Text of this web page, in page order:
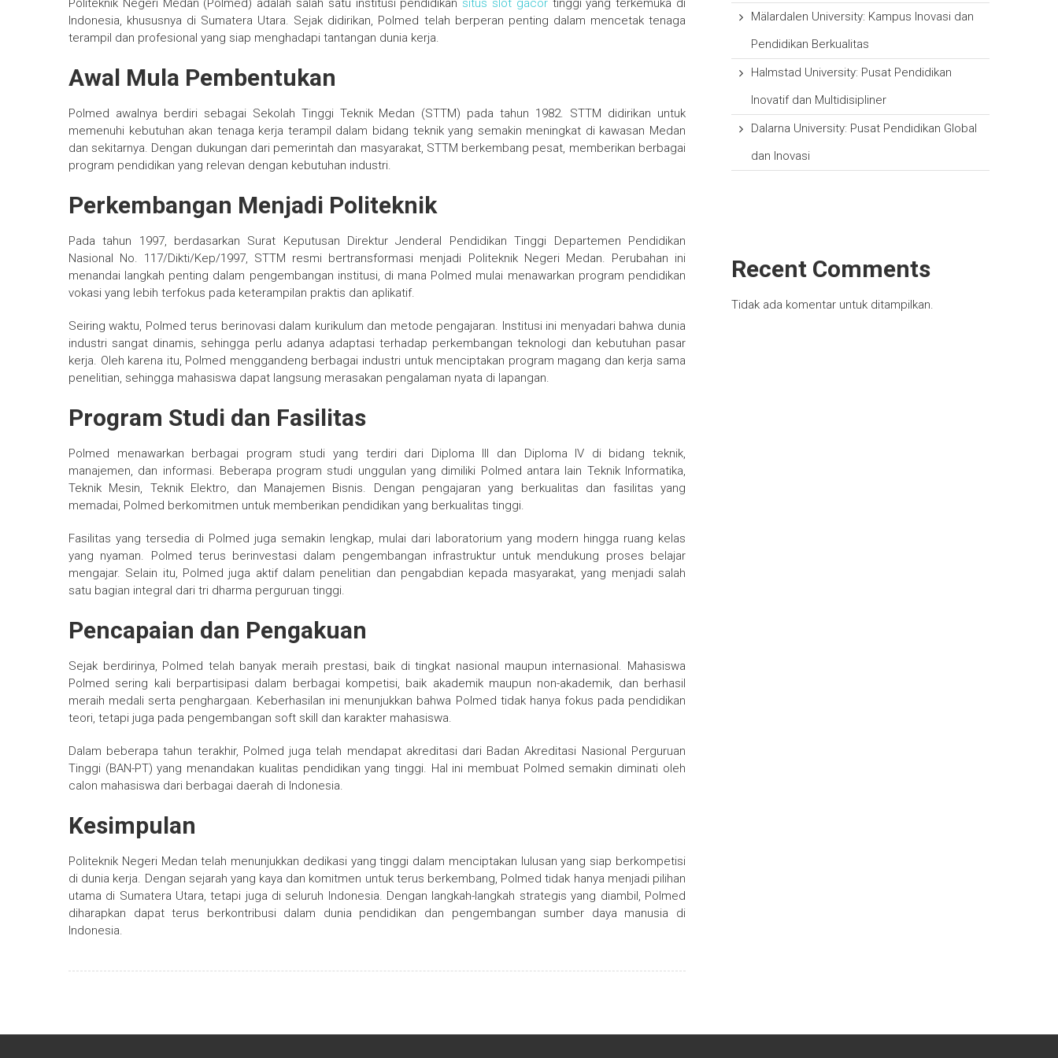
Politeknik Negeri Medan (Polmed) adalah salah satu institusi pendidikan situs slot gacortinggi yang terkemuka di
Indonesia, khususnya di Sumatera Utara. Sejak didirikan, Polmed telah berperan penting dalam mencetak tenaga
terampil dan profesional yang siap menghadapi tantangan dunia kerja.
Awal Mula Pembentukan
Polmed awalnya berdiri sebagai Sekolah Tinggi Teknik Medan (STTM) pada tahun 1982. STTM didirikan untuk
memenuhi kebutuhan akan tenaga kerja terampil dalam bidang teknik yang semakin meningkat di kawasan Medan
dan sekitarnya. Dengan dukungan dari pemerintah dan masyarakat, STTM berkembang pesat, memberikan berbagai
program pendidikan yang relevan dengan kebutuhan industri.
Perkembangan Menjadi Politeknik
Pada tahun 1997, berdasarkan Surat Keputusan Direktur Jenderal Pendidikan Tinggi Departemen Pendidikan
Nasional No. 117/Dikti/Kep/1997, STTM resmi bertransformasi menjadi Politeknik Negeri Medan. Perubahan ini
menandai langkah penting dalam pengembangan institusi, di mana Polmed mulai menawarkan program pendidikan
vokasi yang lebih terfokus pada keterampilan praktis dan aplikatif.
Seiring waktu, Polmed terus berinovasi dalam kurikulum dan metode pengajaran. Institusi ini menyadari bahwa dunia
industri sangat dinamis, sehingga perlu adanya adaptasi terhadap perkembangan teknologi dan kebutuhan pasar
kerja. Oleh karena itu, Polmed menggandeng berbagai industri untuk menciptakan program magang dan kerja sama
penelitian, sehingga mahasiswa dapat langsung merasakan pengalaman nyata di lapangan.
Program Studi dan Fasilitas
Polmed menawarkan berbagai program studi yang terdiri dari Diploma III dan Diploma IV di bidang teknik,
manajemen, dan informasi. Beberapa program studi unggulan yang dimiliki Polmed antara lain Teknik Informatika,
Teknik Mesin, Teknik Elektro, dan Manajemen Bisnis. Dengan pengajaran yang berkualitas dan fasilitas yang
memadai, Polmed berkomitmen untuk memberikan pendidikan yang berkualitas tinggi.
Fasilitas yang tersedia di Polmed juga semakin lengkap, mulai dari laboratorium yang modern hingga ruang kelas
yang nyaman. Polmed terus berinvestasi dalam pengembangan infrastruktur untuk mendukung proses belajar
mengajar. Selain itu, Polmed juga aktif dalam penelitian dan pengabdian kepada masyarakat, yang menjadi salah
satu bagian integral dari tri dharma perguruan tinggi.
Pencapaian dan Pengakuan
Sejak berdirinya, Polmed telah banyak meraih prestasi, baik di tingkat nasional maupun internasional. Mahasiswa
Polmed sering kali berpartisipasi dalam berbagai kompetisi, baik akademik maupun non-akademik, dan berhasil
meraih medali serta penghargaan. Keberhasilan ini menunjukkan bahwa Polmed tidak hanya fokus pada pendidikan
teori, tetapi juga pada pengembangan soft skill dan karakter mahasiswa.
Dalam beberapa tahun terakhir, Polmed juga telah mendapat akreditasi dari Badan Akreditasi Nasional Perguruan
Tinggi (BAN-PT) yang menandakan kualitas pendidikan yang tinggi. Hal ini membuat Polmed semakin diminati oleh
calon mahasiswa dari berbagai daerah di Indonesia.
Kesimpulan
Politeknik Negeri Medan telah menunjukkan dedikasi yang tinggi dalam menciptakan lulusan yang siap berkompetisi
di dunia kerja. Dengan sejarah yang kaya dan komitmen untuk terus berkembang, Polmed tidak hanya menjadi pilihan
utama di Sumatera Utara, tetapi juga di seluruh Indonesia. Dengan langkah-langkah strategis yang diambil, Polmed
diharapkan dapat terus berkontribusi dalam dunia pendidikan dan pengembangan sumber daya manusia di
Indonesia.
Mälardalen University: Kampus Inovasi dan
Pendidikan Berkualitas
Halmstad University: Pusat Pendidikan
Inovatif dan Multidisipliner
Dalarna University: Pusat Pendidikan Global
dan Inovasi
Recent Comments
Tidak ada komentar untuk ditampilkan.